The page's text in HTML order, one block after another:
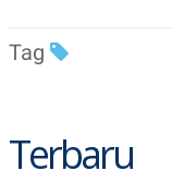
Tag
Terbaru